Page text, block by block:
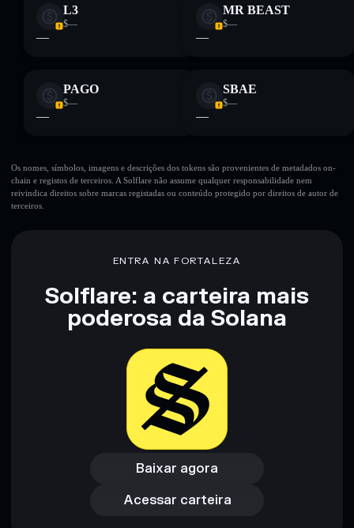
L3
$—
—
MR BEAST
$—
—
PAGO
$—
—
SBAE
$—
—
Os nomes, símbolos, imagens e descrições dos tokens são provenientes de metadados on-
chain e registos de terceiros. A Solflare não assume qualquer responsabilidade nem
reivindica direitos sobre marcas registadas ou conteúdo protegido por direitos de autor de
terceiros.
ENTRA NA FORTALEZA
Solflare: a carteira mais
poderosa da Solana
Baixar agora
Baixar agora
Acessar carteira
Acessar carteira